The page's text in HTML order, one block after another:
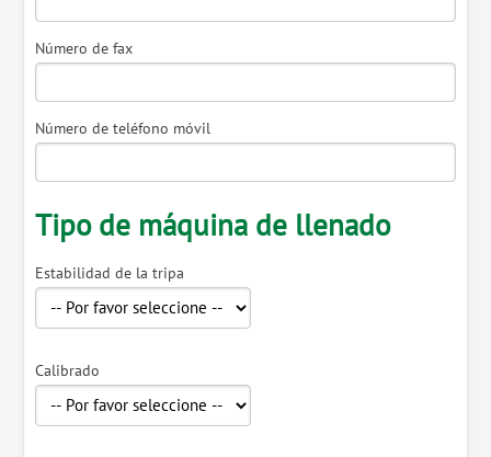
Número de fax
Número de teléfono móvil
Tipo de máquina de llenado
Estabilidad de la tripa
Calibrado